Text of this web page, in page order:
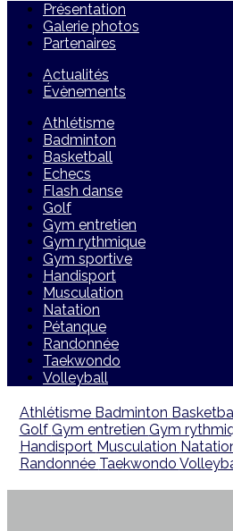
Présentation
Galerie photos
Partenaires
Actualités
Évènements
Athlétisme
Badminton
Basketball
Echecs
Flash danse
Golf
Gym entretien
Gym rythmique
Gym sportive
Handisport
Musculation
Natation
Pétanque
Randonnée
Taekwondo
Volleyball
Athlétisme Badminton
Golf Gym entretien Gym
Handisport Musculation
Randonnée Taekwondo